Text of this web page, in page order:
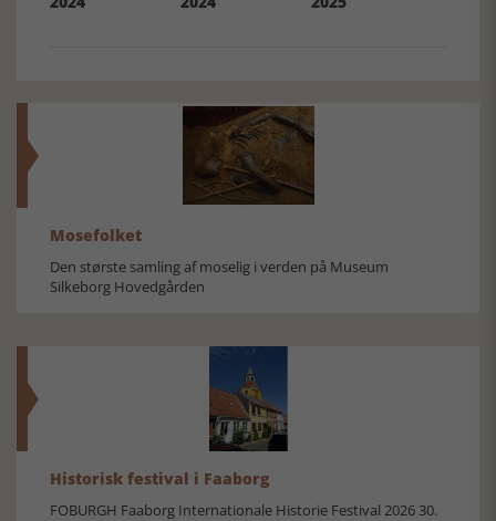
Mosefolket
Den største samling af moselig i verden på Museum
Silkeborg Hovedgården
Historisk festival i Faaborg
FOBURGH Faaborg Internationale Historie Festival 2026 30.